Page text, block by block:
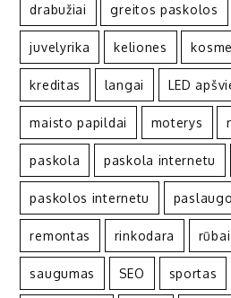
drabužiai greitos paskolos
juvelyrika keliones
kreditas langai LED
maisto papildai moterys
paskola paskola internetu
paskolos internetu
remontas rinkodara
saugumas SEO sportas